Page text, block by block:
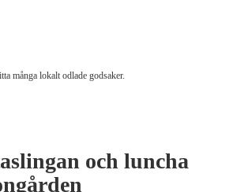
många lokalt odlade godsaker.
och luncha